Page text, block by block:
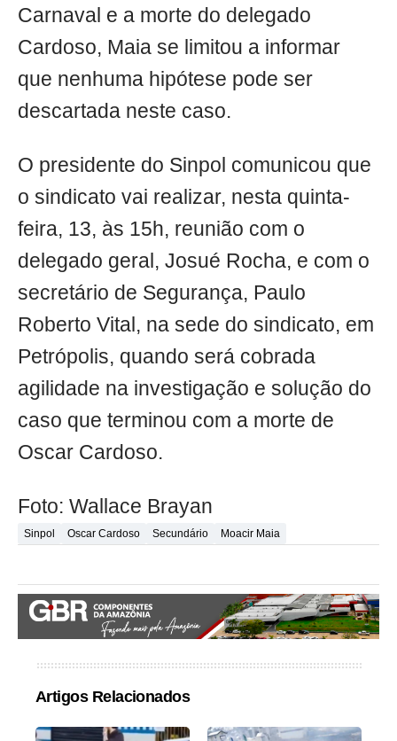
Carnaval e a morte do delegado
Cardoso, Maia se limitou a informar
que nenhuma hipótese pode ser
descartada neste caso.
O presidente do Sinpol comunicou que
o sindicato vai realizar, nesta quinta-
feira, 13, às 15h, reunião com o
delegado geral, Josué Rocha, e com o
secretário de Segurança, Paulo
Roberto Vital, na sede do sindicato, em
Petrópolis, quando será cobrada
agilidade na investigação e solução do
caso que terminou com a morte de
Oscar Cardoso.
Foto: Wallace Brayan
Sinpol Oscar Cardoso Secundário Moacir Maia
Artigos Relacionados